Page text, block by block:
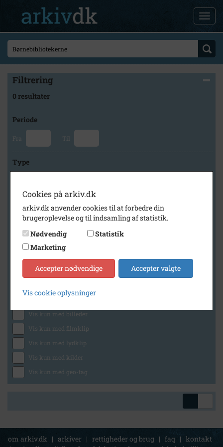
Filtrering
0 resultater
Periode
Fra Til
Type
Arkiv
Herlev Kommunes Lokalarkiv
Generelt
Vis kun med billeder
Vis kun med filmklip
Vis kun med lydklip
Vis kun med kilder
Vis kun med geo-tag
om arkiv.dk | arkiver | rettigheder og brug | faq | kontakt
Cookies på arkiv.dk
arkiv.dk anvender cookies til at forbedre din
brugeroplevelse og til indsamling af statistik.
Nødvendig
Statistik
Marketing
Accepter nødvendige Accepter valgte
Vis cookie oplysninger